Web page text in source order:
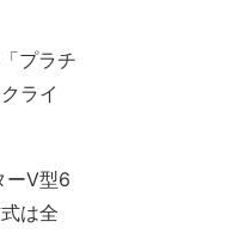
プラチ
ライ
ーV型6
は全